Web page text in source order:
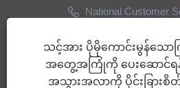
National Customer
အီးမေး
သင့်အား ပိုမိုကောင်းမွန်သေ
အတွေ့အကြုံကို ပေးဆောင်ရ
အသွားအလာကို ပိုင်းခြားစိတ်ဖ